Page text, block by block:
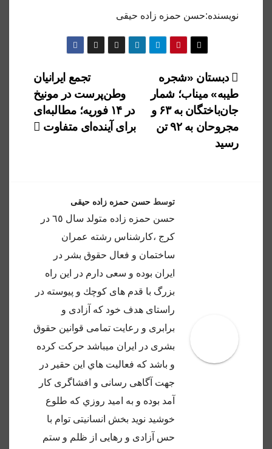
نویسنده:حسن حمزه زاده حیقی
راهبری
نوشته
تجمع ایرانیان
وطن‌پرست در مونیخ
در ۱۴ فوریه؛ مطالبه‌ای
برای آینده‌ای متفاوت
دبستان «شجره
طیبه» میناب؛ شمار
جان‌باختگان به ۶۳ و
مجروحان به ۹۲ تن
رسید
توسط حسن حمزه زاده حیقی
حسن حمزه زاده متولد سال ٦٥ در
كرج ،كارشناس رشته عمران
ساختمان و فعال حقوق بشر در
ايران بوده و سعى دارم در اين راه
بزرگ با قدم هاى كوچك و پيوسته در
راستاى هدف خود كه آزادى و
برابرى و رعايت تمامى قوانين حقوق
بشرى در ايران ميباشد حركت كرده
و باشد كه فعاليت هاي اين حقير در
جهت آگاهى رسانى و افشاگرى كار
آمد بوده و به اميد روزي كه طلوع
خوشيد نويد بخش انسانيتى توام با
حس آزادى و رهايى از ظلم و ستم